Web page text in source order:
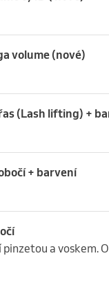
volume (nové)
(Lash lifting) +
+ barvení
a voskem.